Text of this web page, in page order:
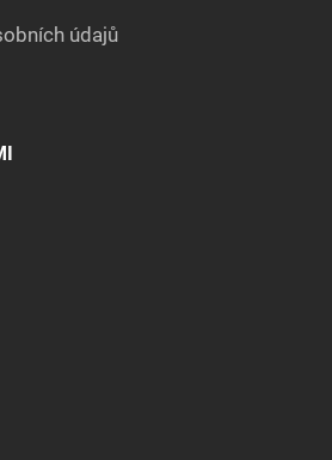
údajů